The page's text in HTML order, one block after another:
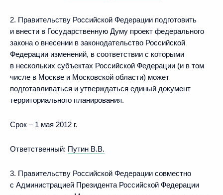
2. Правительству Российской Федерации подготовить
и внести в Государственную Думу проект федерального
закона о внесении в законодательство Российской
Федерации изменений, в соответствии с которыми
в нескольких субъектах Российской Федерации (и в том
числе в Москве и Московской области) может
подготавливаться и утверждаться единый документ
территориального планирования.
Срок – 1 мая 2012 г.
Ответственный: Путин В.В.
3. Правительству Российской Федерации совместно
с Администрацией Президента Российской Федерации